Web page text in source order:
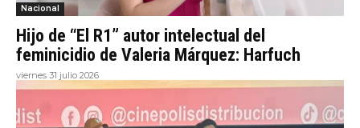
Nacional
Hijo de “El R1” autor intelectual del
feminicidio de Valeria Márquez: Harfuch
viernes 31 julio 2026